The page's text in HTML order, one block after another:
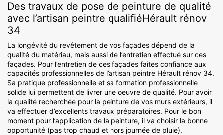
Des travaux de pose de peinture de qualité
avec l’artisan peintre qualifiéHérault rénov
34
La longévité du revêtement de vos façades dépend de la
qualité du matériau, mais aussi de l’entretien effectué sur ces
façades. Pour l’entretien de ces façades faites confiance aux
capacités professionnelles de l’artisan peintre Hérault rénov 34.
Sa pratique professionnelle et sa formation professionnelle
solide lui permettent de livrer une oeuvre de qualité. Pour avoir
la qualité recherchée pour la peinture de vos murs extérieurs, il
va effectuer d’excellents travaux préparatoires. Pour le bon
moment pour l’application de la peinture, il va choisir la bonne
opportunité (pas trop chaud et hors journée de pluie).